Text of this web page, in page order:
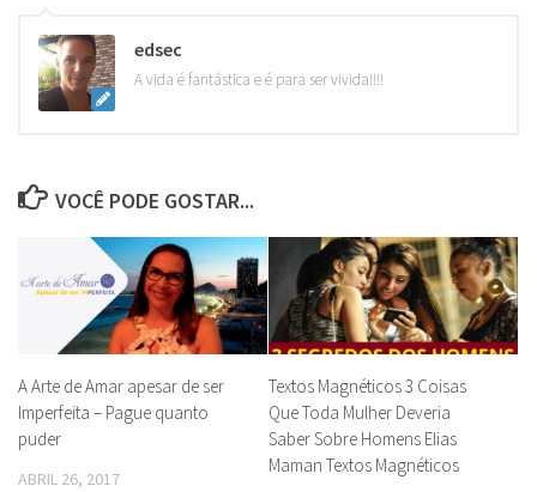
edsec
A vida é fantástica e é para ser vivida!!!!
VOCÊ PODE GOSTAR...
A Arte de Amar apesar de ser
Imperfeita – Pague quanto
puder
ABRIL 26, 2017
Textos Magnéticos 3 Coisas
Que Toda Mulher Deveria
Saber Sobre Homens Elias
Maman Textos Magnéticos